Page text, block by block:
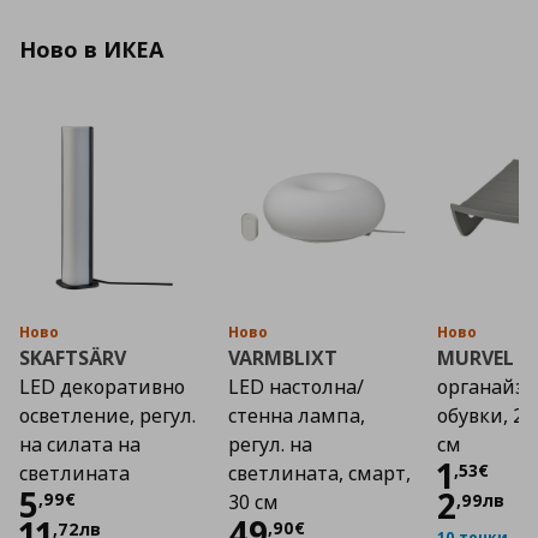
Ново в ИКЕА
Ново
SKAFTSÄRV
LED декоративно
осветление, регул.
на силата на
светлината
5,99€
Цена
,72лв
Ново
VARMBLIXT
LED настолна/
стенна лампа,
регул. на
светлината, смарт,
30 см
,90€
Ново
MURVEL
обувки,
см
1 ,53€
Цена
2,99лв